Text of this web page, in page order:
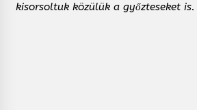
kisorsoltuk közülük a győzteseket is.